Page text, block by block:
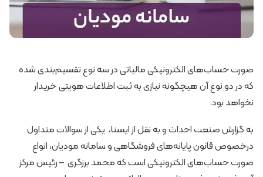
صورت حساب‌های الکترونیکی مالیاتی در سه نوع تقسیم‌بندی شده
که در دو نوع آن هیچگونه نیازی به ثبت اطلاعات هویتی خریدار
نخواهد بود.
به گزارش صنعت احداث و به نقل از ایسنا، یکی از سوالات متداول
درخصوص قانون پایانه‌های فروشگاهی و سامانه مودیان، انواع
صورت حساب‌های الکترونیکی است که محمد برزگری – رئیس مرکز